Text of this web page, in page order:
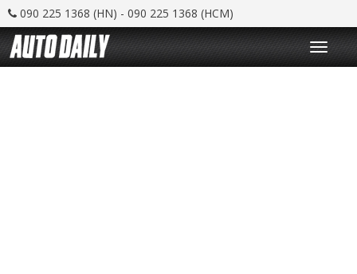
090 225 1368 (HN) - 090 225 1368 (HCM)
T
o
g